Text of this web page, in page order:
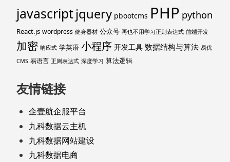
javascriptjquery pbootcms PHP python
React.js wordpress 健身器材 公众号 再也不用学习正则表达式 前端开发
加密 响应式 学英语 小程序 开发工具 数据结构与算法 易优
CMS 易语言 正则表达式 深度学习 算法逻辑
友情链接
企壹航企服平台
九科数据云主机
九科数据网站建设
九科数据电商